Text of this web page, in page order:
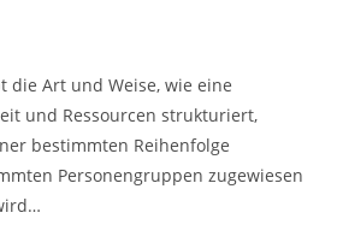
die Art und Weise, wie eine
und Ressourcen strukturiert,
bestimmten Reihenfolge
Personengruppen zugewiesen